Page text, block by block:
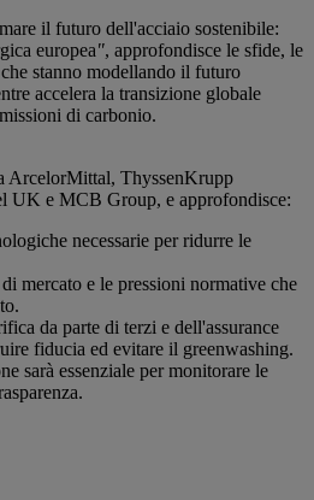
il futuro dell'acciaio sostenibile:
europea", approfondisce le sfide, le
stanno modellando il futuro
accelera la transizione globale
di carbonio.
ArcelorMittal, ThyssenKrupp
UK e MCB Group, e approfondisce:
necessarie per ridurre le
mercato e le pressioni normative che
da parte di terzi e dell'assurance
fiducia ed evitare il greenwashing.
sarà essenziale per monitorare le